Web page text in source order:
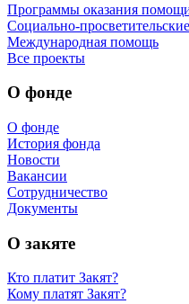
Программы оказания
Социально-
Международная помощь
Все проекты
О фонде
О фонде
История фонда
Новости
Вакансии
Сотрудничество
Документы
О закяте
Кто платит Закят?
Кому платят Закят?